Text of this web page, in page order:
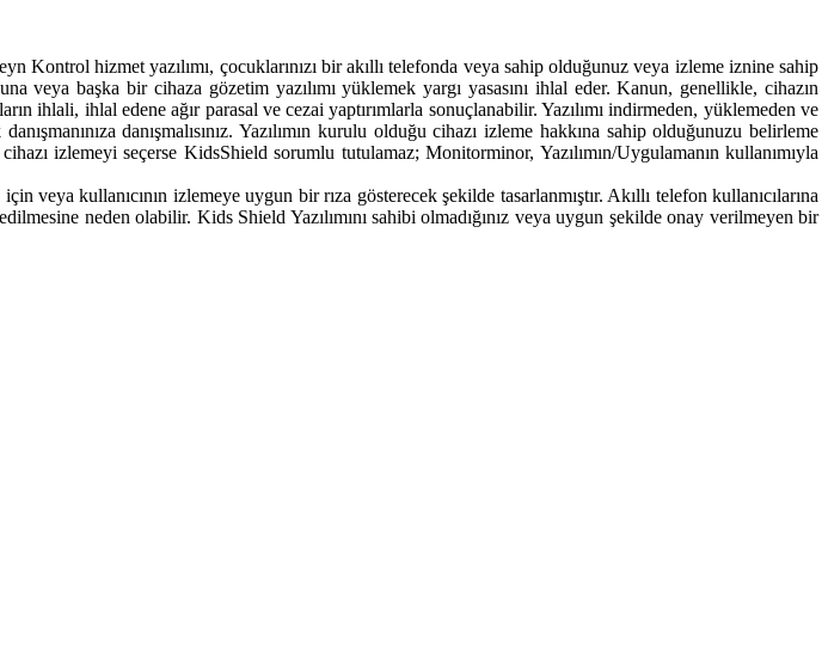
hizmet yazılımı, çocuklarınızı bir akıllı telefonda veya sahip olduğunuz veya izleme iznine sahip
veya başka bir cihaza gözetim yazılımı yüklemek yargı yasasını ihlal eder. Kanun, genellikle, cihazın
ihlali, ihlal edene ağır parasal ve cezai yaptırımlarla sonuçlanabilir. Yazılımı indirmeden, yüklemeden ve
danışmalısınız. Yazılımın kurulu olduğu cihazı izleme hakkına sahip olduğunuzu belirleme
izlemeyi seçerse KidsShield sorumlu tutulamaz; Monitorminor, Yazılımın/Uygulamanın kullanımıyla
veya kullanıcının izlemeye uygun bir rıza gösterecek şekilde tasarlanmıştır. Akıllı telefon kullanıcılarına
neden olabilir. Kids Shield Yazılımını sahibi olmadığınız veya uygun şekilde onay verilmeyen bir